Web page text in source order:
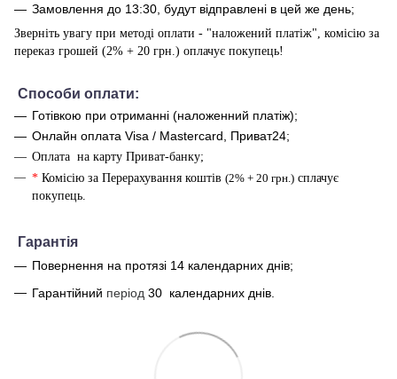
Замовлення до 13:30, будут відправлені в цей же день;
Зверніть увагу при методі оплати - "наложений платіж", комісію за
переказ грошей (2% + 20 грн.) оплачує покупець!
Способи оплати:
Готівкою при отриманні (наложенний платіж);
Онлайн оплата Visa / Mastercard, Приват24;
Оплата на карту Приват-банку;
* Комісію за Перерахування коштів (2% + 20 грн.) сплачує
покупець.
Гарантія
Повернення на протязі 14 календарних днів;
Гарантійний період 30 календарних днів.